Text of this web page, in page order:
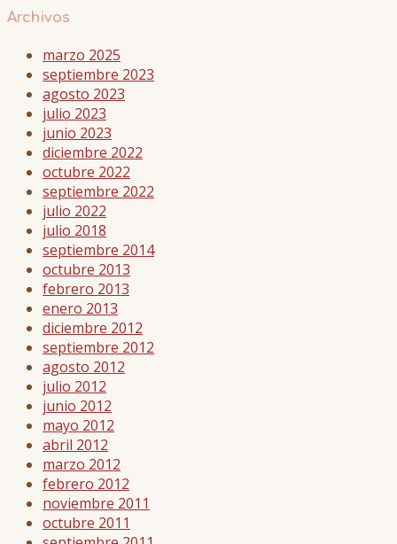
Archivos
marzo 2025
septiembre 2023
agosto 2023
julio 2023
junio 2023
diciembre 2022
octubre 2022
septiembre 2022
julio 2022
julio 2018
septiembre 2014
octubre 2013
febrero 2013
enero 2013
diciembre 2012
septiembre 2012
agosto 2012
julio 2012
junio 2012
mayo 2012
abril 2012
marzo 2012
febrero 2012
noviembre 2011
octubre 2011